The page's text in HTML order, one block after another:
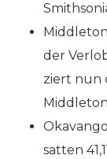
der
ziert nun
satten